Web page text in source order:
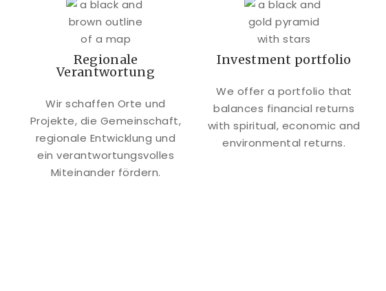
Regionale
Verantwortung
Wir schaffen Orte und
Projekte, die Gemeinschaft,
regionale Entwicklung und
ein verantwortungsvolles
Miteinander fördern.
Investment portfolio
We offer a portfolio that
balances financial returns
with spiritual, economic and
environmental returns.